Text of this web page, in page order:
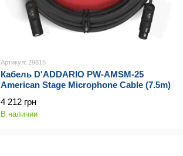
Артикул: 29815
Кабель D'ADDARIO PW-AMSM-25
American Stage Microphone Cable (7.5m)
4 212 грн
В наличии